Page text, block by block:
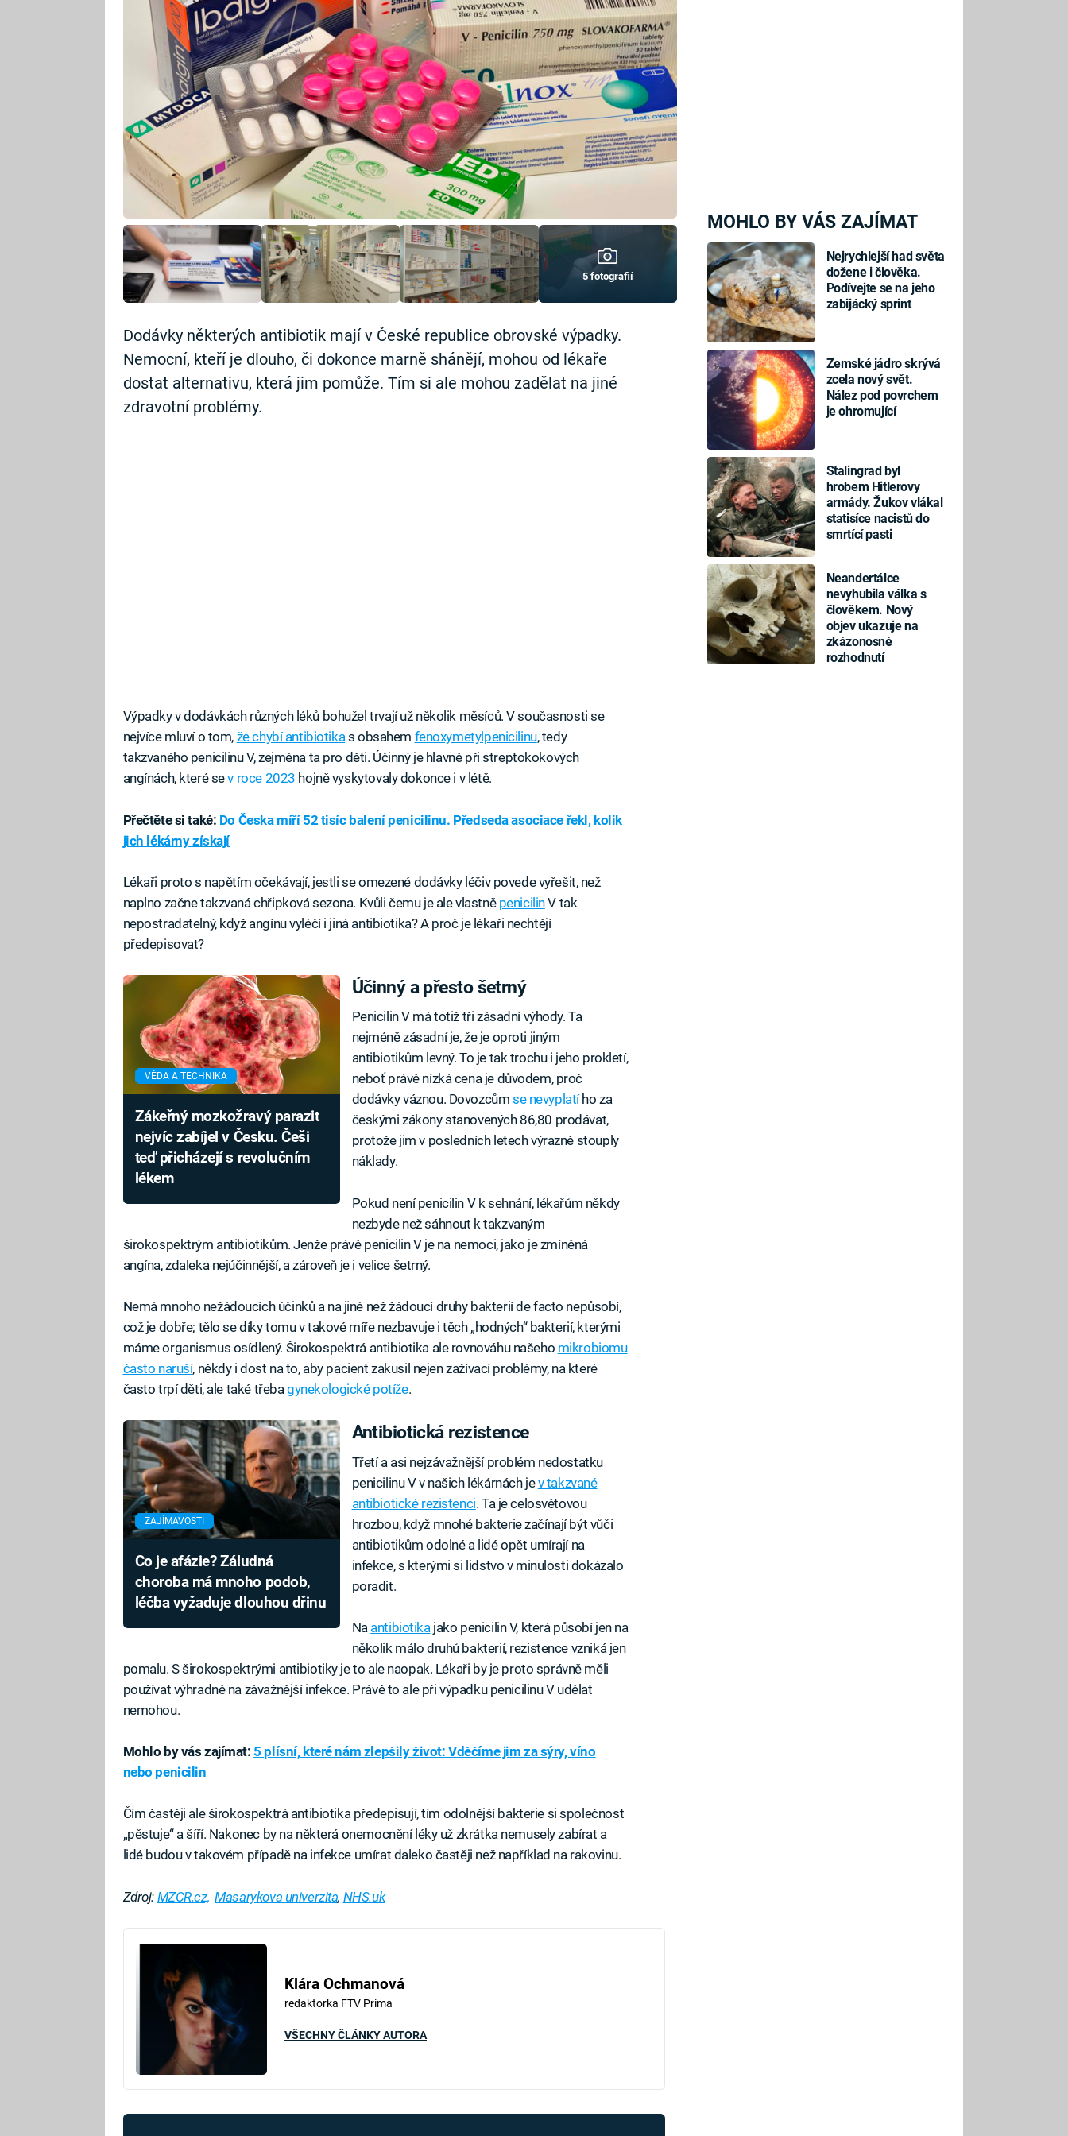
MOHLO BY VÁS ZAJÍMAT
Nejrychlejší had světa
dožene i člověka.
Podívejte se na jeho
zabijácký sprint
Zemské jádro skrývá
zcela nový svět.
Nález pod povrchem
je ohromující
Stalingrad byl
hrobem Hitlerovy
armády. Žukov vlákal
statisíce nacistů do
smrtící pasti
Neandertálce
nevyhubila válka s
člověkem. Nový
objev ukazuje na
zkázonosné
rozhodnutí
5 fotografií
Dodávky některých antibiotik mají v České republice obrovské výpadky.
Nemocní, kteří je dlouho, či dokonce marně shánějí, mohou od lékaře
dostat alternativu, která jim pomůže. Tím si ale mohou zadělat na jiné
zdravotní problémy.
Výpadky v dodávkách různých léků bohužel trvají už několik měsíců. V současnosti se
nejvíce mluví o tom, že chybí antibiotikas obsahem fenoxymetylpenicilinu, tedy
takzvaného penicilinu V, zejména ta pro děti. Účinný je hlavně při streptokokových
angínách, které sev roce 2023 hojně vyskytovaly dokonce i v létě.
Přečtěte si také: Do Česka míří 52 tisíc balení penicilinu. Předseda asociace řekl, kolik
jich lékárny získají
Lékaři proto s napětím očekávají, jestli se omezené dodávky léčiv povede vyřešit, než
naplno začne takzvaná chřipková sezona. Kvůli čemu je ale vlastně penicilinV tak
nepostradatelný, když angínu vyléčí i jiná antibiotika? A proč je lékaři nechtějí
předepisovat?
VĚDA A TECHNIKA
Zákeřný mozkožravý parazit
nejvíc zabíjel v Česku. Češi
teď přicházejí s revolučním
lékem
Účinný a přesto šetrný
Penicilin V má totiž tři zásadní výhody. Ta
nejméně zásadní je, že je oproti jiným
antibiotikům levný. To je tak trochu i jeho prokletí,
neboť právě nízká cena je důvodem, proč
dodávky váznou. Dovozcům se nevyplatího za
českými zákony stanovených 86,80 prodávat,
protože jim v posledních letech výrazně stouply
náklady.
Pokud není penicilin V k sehnání, lékařům někdy
nezbyde než sáhnout k takzvaným
širokospektrým antibiotikům. Jenže právě penicilin V je na nemoci, jako je zmíněná
angína, zdaleka nejúčinnější, a zároveň je i velice šetrný.
Nemá mnoho nežádoucích účinků a na jiné než žádoucí druhy bakterií de facto nepůsobí,
což je dobře; tělo se díky tomu v takové míře nezbavuje i těch „hodných“ bakterií, kterými
máme organismus osídlený. Širokospektrá antibiotika ale rovnováhu našeho mikrobiomu
často naruší, někdy i dost na to, aby pacient zakusil nejen zažívací problémy, na které
často trpí děti, ale také třeba gynekologické potíže.
ZAJÍMAVOSTI
Co je afázie? Záludná
choroba má mnoho podob,
léčba vyžaduje dlouhou dřinu
Antibiotická rezistence
Třetí a asi nejzávažnější problém nedostatku
penicilinu V v našich lékárnách jev takzvané
antibiotické rezistenci. Ta je celosvětovou
hrozbou, když mnohé bakterie začínají být vůči
antibiotikům odolné a lidé opět umírají na
infekce, s kterými si lidstvo v minulosti dokázalo
poradit.
Na antibiotika jako penicilin V, která působí jen na
několik málo druhů bakterií, rezistence vzniká jen
pomalu. S širokospektrými antibiotiky je to ale naopak. Lékaři by je proto správně měli
používat výhradně na závažnější infekce. Právě to ale při výpadku penicilinu V udělat
nemohou.
Mohlo by vás zajímat: 5 plísní, které nám zlepšily život: Vděčíme jim za sýry, víno
nebo penicilin
Čím častěji ale širokospektrá antibiotika předepisují, tím odolnější bakterie si společnost
„pěstuje“ a šíří. Nakonec by na některá onemocnění léky už zkrátka nemusely zabírat a
lidé budou v takovém případě na infekce umírat daleko častěji než například na rakovinu.
Zdroj: MZCR.cz, Masarykova univerzita, NHS.uk
Klára Ochmanová
redaktorka FTV Prima
VŠECHNY ČLÁNKY AUTORA